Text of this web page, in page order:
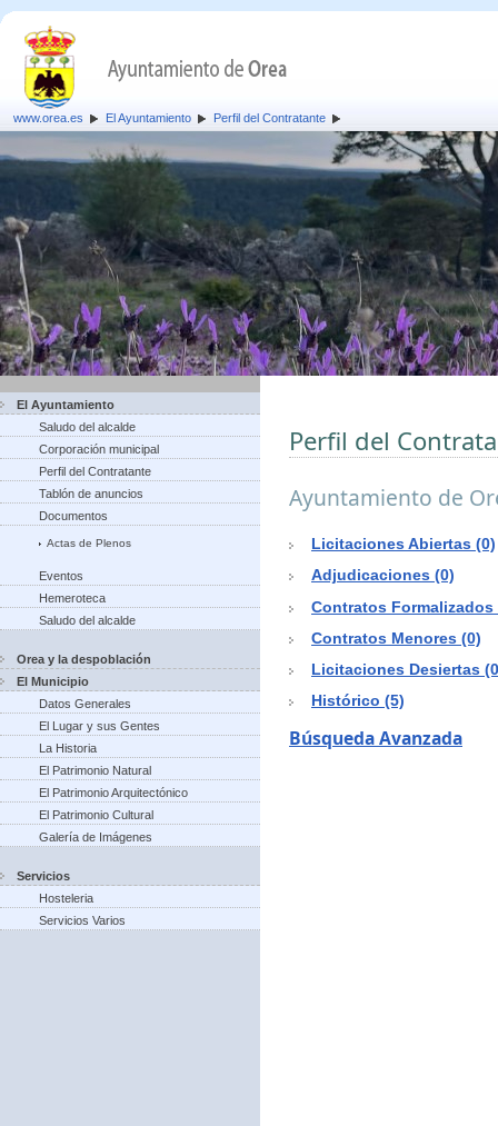
www.orea.es El Ayuntamiento Perfil del Contratante
El Ayuntamiento
Saludo del alcalde
Corporación municipal
Perfil del Contratante
Tablón de anuncios
Documentos
Actas de Plenos
Eventos
Hemeroteca
Saludo del alcalde
Orea y la despoblación
El Municipio
Datos Generales
El Lugar y sus Gentes
La Historia
El Patrimonio Natural
El Patrimonio Arquitectónico
El Patrimonio Cultural
Galería de Imágenes
Servicios
Hosteleria
Servicios Varios
Perfil del
Ayuntamiento de
Licitaciones Abiertas (0)
Adjudicaciones (0)
Contratos Formalizados
Contratos Menores (0)
Licitaciones Desiertas
Histórico (5)
Búsqueda Avanzada